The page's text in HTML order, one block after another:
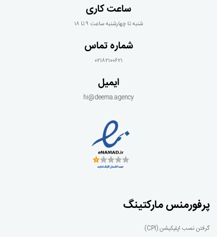
ساعت کاری
شنبه تا چهارشنبه ساعت ۹ تا ۱۸
شماره تماس
۰۲۱۸۲۱۰۰۶۲۱
ایمیل
hi@deema.agency
پرفورمنس مارکتینگ
گرفتن نصب اپلیکیشن (CPI)